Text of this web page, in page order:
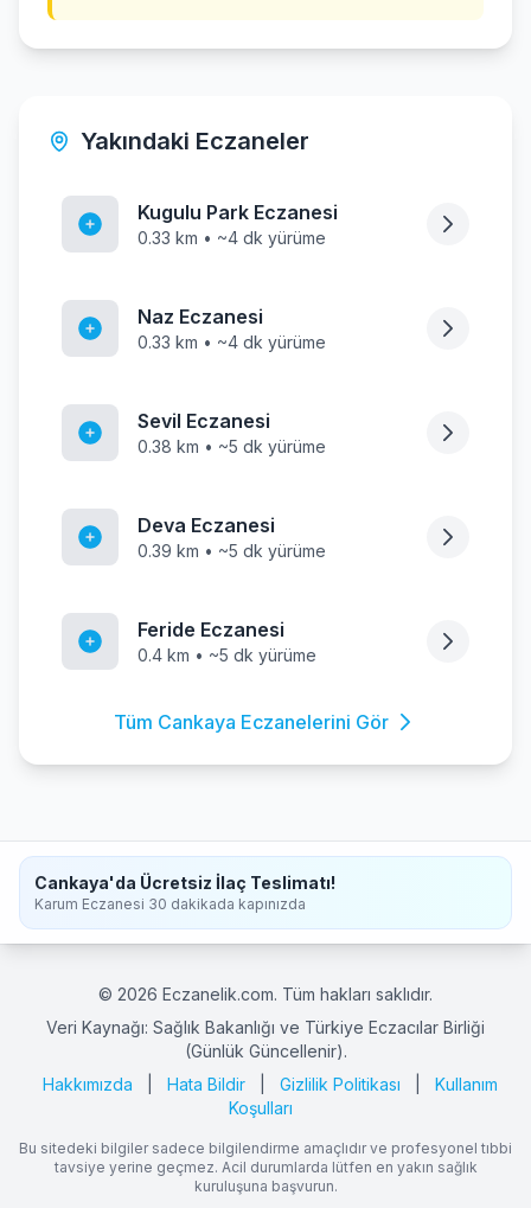
Yakındaki Eczaneler
Kugulu Park Eczanesi
0.33 km • ~4 dk yürüme
Naz Eczanesi
0.33 km • ~4 dk yürüme
Sevil Eczanesi
0.38 km • ~5 dk yürüme
Deva Eczanesi
0.39 km • ~5 dk yürüme
Feride Eczanesi
0.4 km • ~5 dk yürüme
Tüm Cankaya Eczanelerini Gör
Cankaya'da Ücretsiz İlaç Teslimatı!
Karum Eczanesi 30 dakikada kapınızda
© 2026 Eczanelik.com. Tüm hakları saklıdır.
Veri Kaynağı: Sağlık Bakanlığı ve Türkiye Eczacılar Birliği
(Günlük Güncellenir).
Hakkımızda
Hata Bildir Gizlilik Politikası
Kullanım
Koşulları
Bu sitedeki bilgiler sadece bilgilendirme amaçlıdır ve profesyonel tıbbi
tavsiye yerine geçmez. Acil durumlarda lütfen en yakın sağlık
kuruluşuna başvurun.